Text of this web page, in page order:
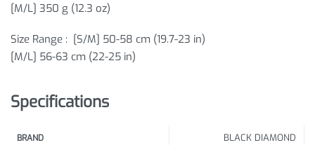
[M/L] 350 g (12.3 oz)
Size Range : [S/M] 50-58 cm (19.7-23 in)
[M/L] 56-63 cm (22-25 in)
Specifications
BRAND BLACK DIAMOND